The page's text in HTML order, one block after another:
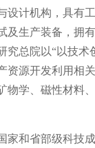
设计机构，具有
及生产装备，拥有
究总院以“以技术
资源开发利用相
物学、磁性材料
家和省部级科技